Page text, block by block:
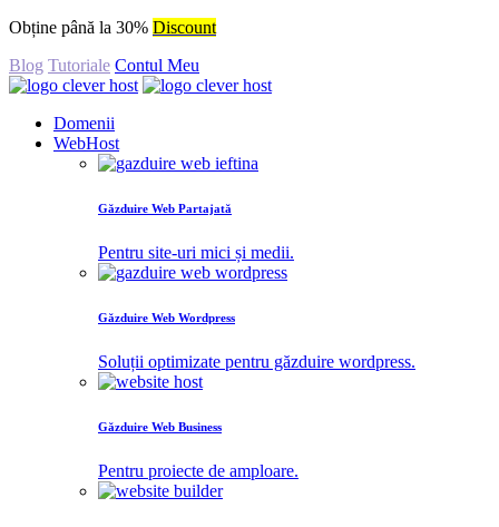
Obține până la 30% Discount
Blog Tutoriale Contul Meu
Domenii
WebHost
Găzduire Web Partajată
Pentru site-uri mici și medii.
Găzduire Web Wordpress
Soluții optimizate pentru găzduire wordpress.
Găzduire Web Business
Pentru proiecte de amploare.